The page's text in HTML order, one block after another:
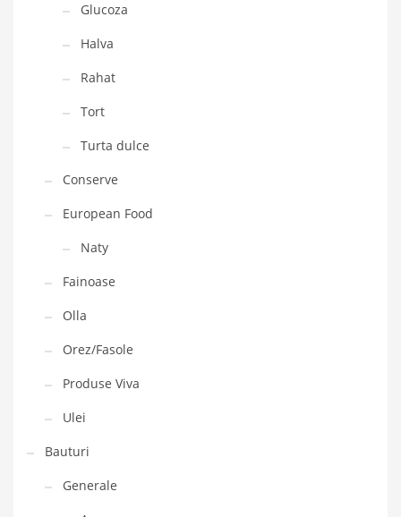
Glucoza
Halva
Rahat
Tort
Turta dulce
Conserve
European Food
Naty
Fainoase
Olla
Orez/Fasole
Produse Viva
Ulei
Bauturi
Generale